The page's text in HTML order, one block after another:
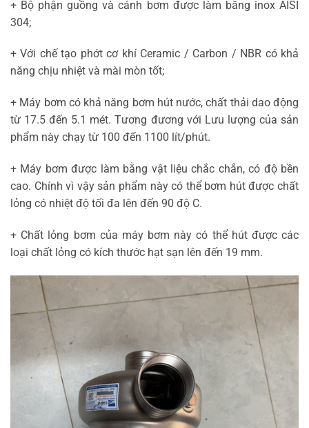
+ Bộ phận guồng và cánh bơm được làm bằng inox AISI
304;
+ Với chế tạo phớt cơ khí Ceramic / Carbon / NBR có khả
năng chịu nhiệt và mài mòn tốt;
+ Máy bơm có khả năng bơm hút nước, chất thải dao động
từ 17.5 đến 5.1 mét. Tương đương với Lưu lượng của sản
phẩm này chạy từ 100 đến 1100 lít/phút.
+ Máy bơm được làm bằng vật liệu chắc chắn, có độ bền
cao. Chính vì vậy sản phẩm này có thể bơm hút được chất
lỏng có nhiệt độ tối đa lên đến 90 độ C.
+ Chất lỏng bơm của máy bơm này có thể hút được các
loại chất lỏng có kích thước hạt sạn lên đến 19 mm.